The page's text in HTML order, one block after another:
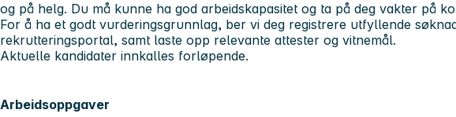
og på helg. Du må kunne ha god arbeidskapasitet og ta på deg vakter på
For å ha et godt vurderingsgrunnlag, ber vi deg registrere utfyllende
rekrutteringsportal, samt laste opp relevante attester og vitnemål.
Aktuelle kandidater innkalles forløpende.
Arbeidsoppgaver